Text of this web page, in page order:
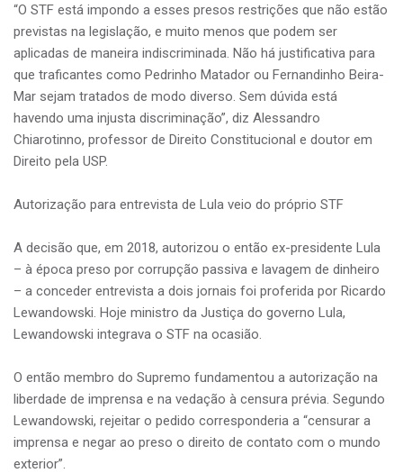
“O STF está impondo a esses presos restrições que não estão
previstas na legislação, e muito menos que podem ser
aplicadas de maneira indiscriminada. Não há justificativa para
que traficantes como Pedrinho Matador ou Fernandinho Beira-
Mar sejam tratados de modo diverso. Sem dúvida está
havendo uma injusta discriminação”, diz Alessandro
Chiarotinno, professor de Direito Constitucional e doutor em
Direito pela USP.
Autorização para entrevista de Lula veio do próprio STF
A decisão que, em 2018, autorizou o então ex-presidente Lula
– à época preso por corrupção passiva e lavagem de dinheiro
– a conceder entrevista a dois jornais foi proferida por Ricardo
Lewandowski. Hoje ministro da Justiça do governo Lula,
Lewandowski integrava o STF na ocasião.
O então membro do Supremo fundamentou a autorização na
liberdade de imprensa e na vedação à censura prévia. Segundo
Lewandowski, rejeitar o pedido corresponderia a “censurar a
imprensa e negar ao preso o direito de contato com o mundo
exterior”.